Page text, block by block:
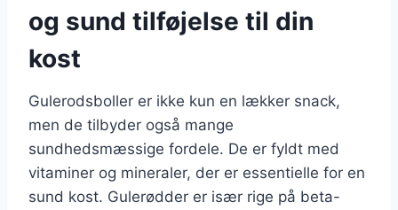
og sund tilføjelse til din
kost
Gulerodsboller er ikke kun en lækker snack,
men de tilbyder også mange
sundhedsmæssige fordele. De er fyldt med
vitaminer og mineraler, der er essentielle for en
sund kost. Gulerødder er især rige på beta-